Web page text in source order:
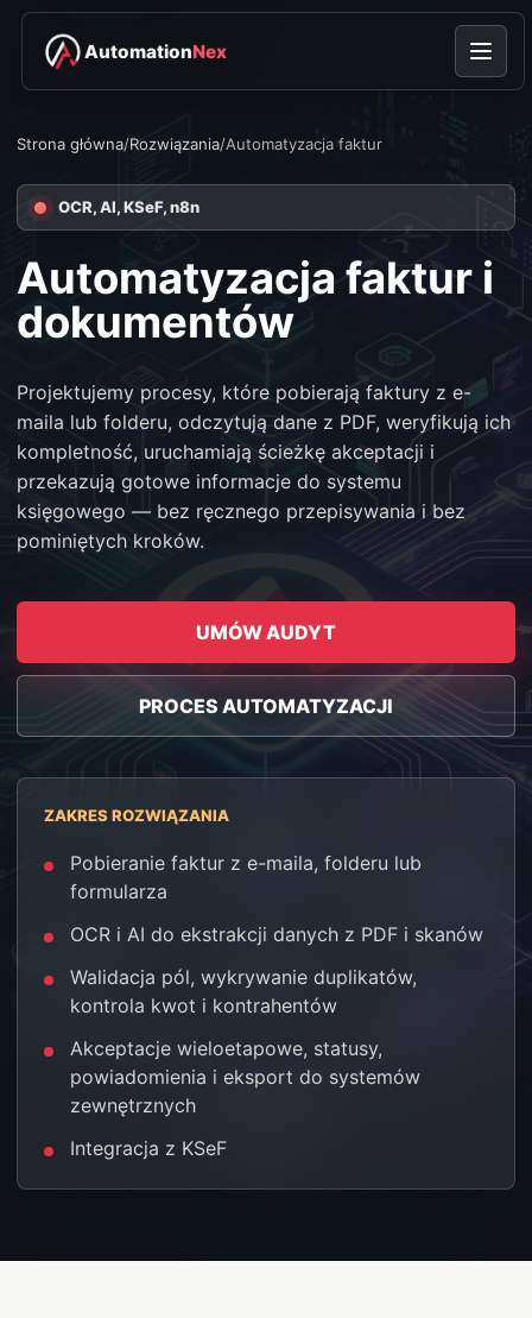
AutomationNex
Strona główna/Rozwiązania/Automatyzacja faktur
OCR, AI, KSeF, n8n
Automatyzacja faktur i
dokumentów
Projektujemy procesy, które pobierają faktury z e-
maila lub folderu, odczytują dane z PDF, weryfikują ich
kompletność, uruchamiają ścieżkę akceptacji i
przekazują gotowe informacje do systemu
księgowego — bez ręcznego przepisywania i bez
pominiętych kroków.
UMÓW AUDYT
PROCES AUTOMATYZACJI
ZAKRES ROZWIĄZANIA
Pobieranie faktur z e-maila, folderu lub
formularza
OCR i AI do ekstrakcji danych z PDF i skanów
Walidacja pól, wykrywanie duplikatów,
kontrola kwot i kontrahentów
Akceptacje wieloetapowe, statusy,
powiadomienia i eksport do systemów
zewnętrznych
Integracja z KSeF